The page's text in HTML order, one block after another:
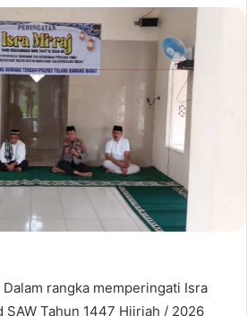
Dalam rangka memperingati Isra
SAW Tahun 1447 Hijriah / 2026